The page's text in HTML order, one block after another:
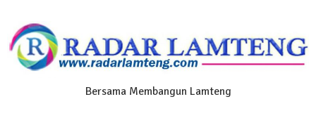
content
Bersama Membangun Lamteng